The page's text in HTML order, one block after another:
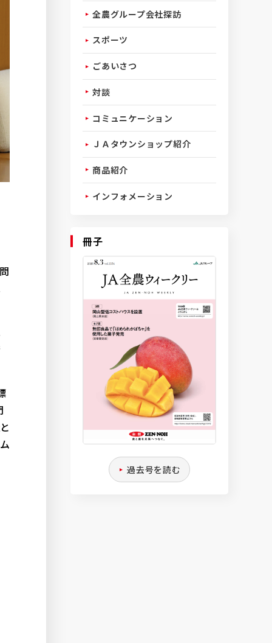
全農グループ会社探訪
スポーツ
ごあいさつ
対談
コミュニケーション
ＪＡタウンショップ紹介
商品紹介
インフォメーション
冊子
過去号を読む